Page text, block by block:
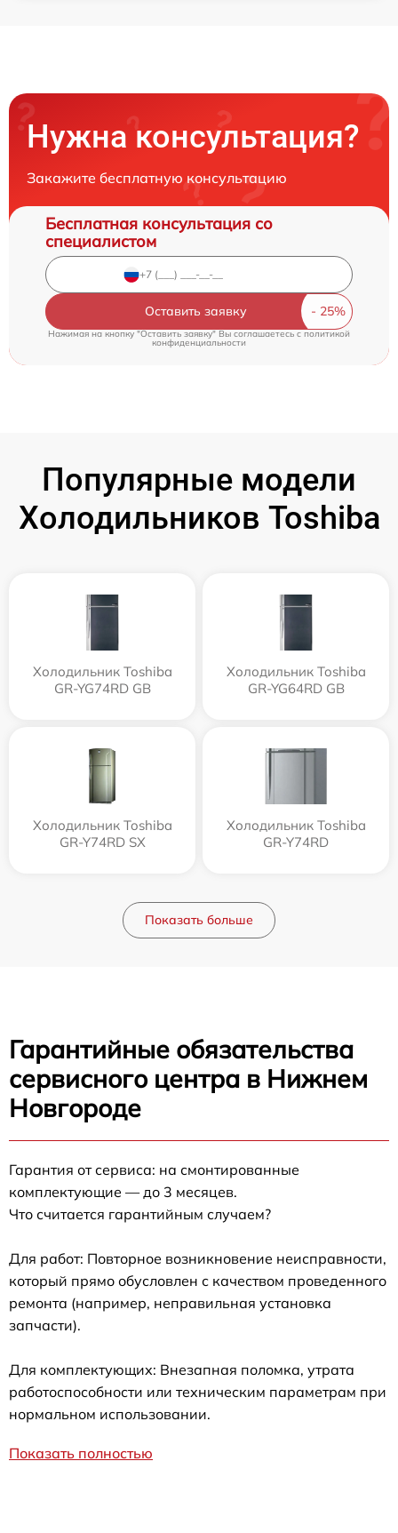
Нужна консультация?
Закажите бесплатную консультацию
Бесплатная консультация со
специалистом
Оставить заявку
Нажимая на кнопку "Оставить заявку" Вы соглашаетесь cполитикой
конфиденциальности
Популярные модели
Холодильников Toshiba
Холодильник Toshiba
GR-YG74RD GB
Холодильник Toshiba
GR-YG64RD GB
Холодильник Toshiba
GR-Y74RD SX
Холодильник Toshiba
GR-Y74RD
Показать больше
Гарантийные обязательства
сервисного центра в Нижнем
Новгороде
Гарантия от сервиса: на смонтированные
комплектующие — до 3 месяцев.
Что считается гарантийным случаем?
Для работ: Повторное возникновение неисправности,
который прямо обусловлен с качеством проведенного
ремонта (например, неправильная установка
запчасти).
Для комплектующих: Внезапная поломка, утрата
работоспособности или техническим параметрам при
нормальном использовании.
Показать полностью